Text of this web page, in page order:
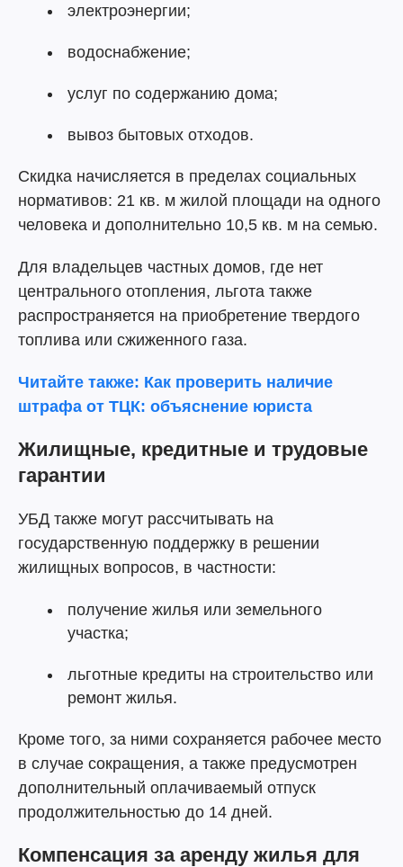
электроэнергии;
водоснабжение;
услуг по содержанию дома;
вывоз бытовых отходов.
Скидка начисляется в пределах социальных
нормативов: 21 кв. м жилой площади на одного
человека и дополнительно 10,5 кв. м на семью.
Для владельцев частных домов, где нет
центрального отопления, льгота также
распространяется на приобретение твердого
топлива или сжиженного газа.
Читайте также: Как проверить наличие
штрафа от ТЦК: объяснение юриста
Жилищные, кредитные и трудовые
гарантии
УБД также могут рассчитывать на
государственную поддержку в решении
жилищных вопросов, в частности:
получение жилья или земельного
участка;
льготные кредиты на строительство или
ремонт жилья.
Кроме того, за ними сохраняется рабочее место
в случае сокращения, а также предусмотрен
дополнительный оплачиваемый отпуск
продолжительностью до 14 дней.
Компенсация за аренду жилья для